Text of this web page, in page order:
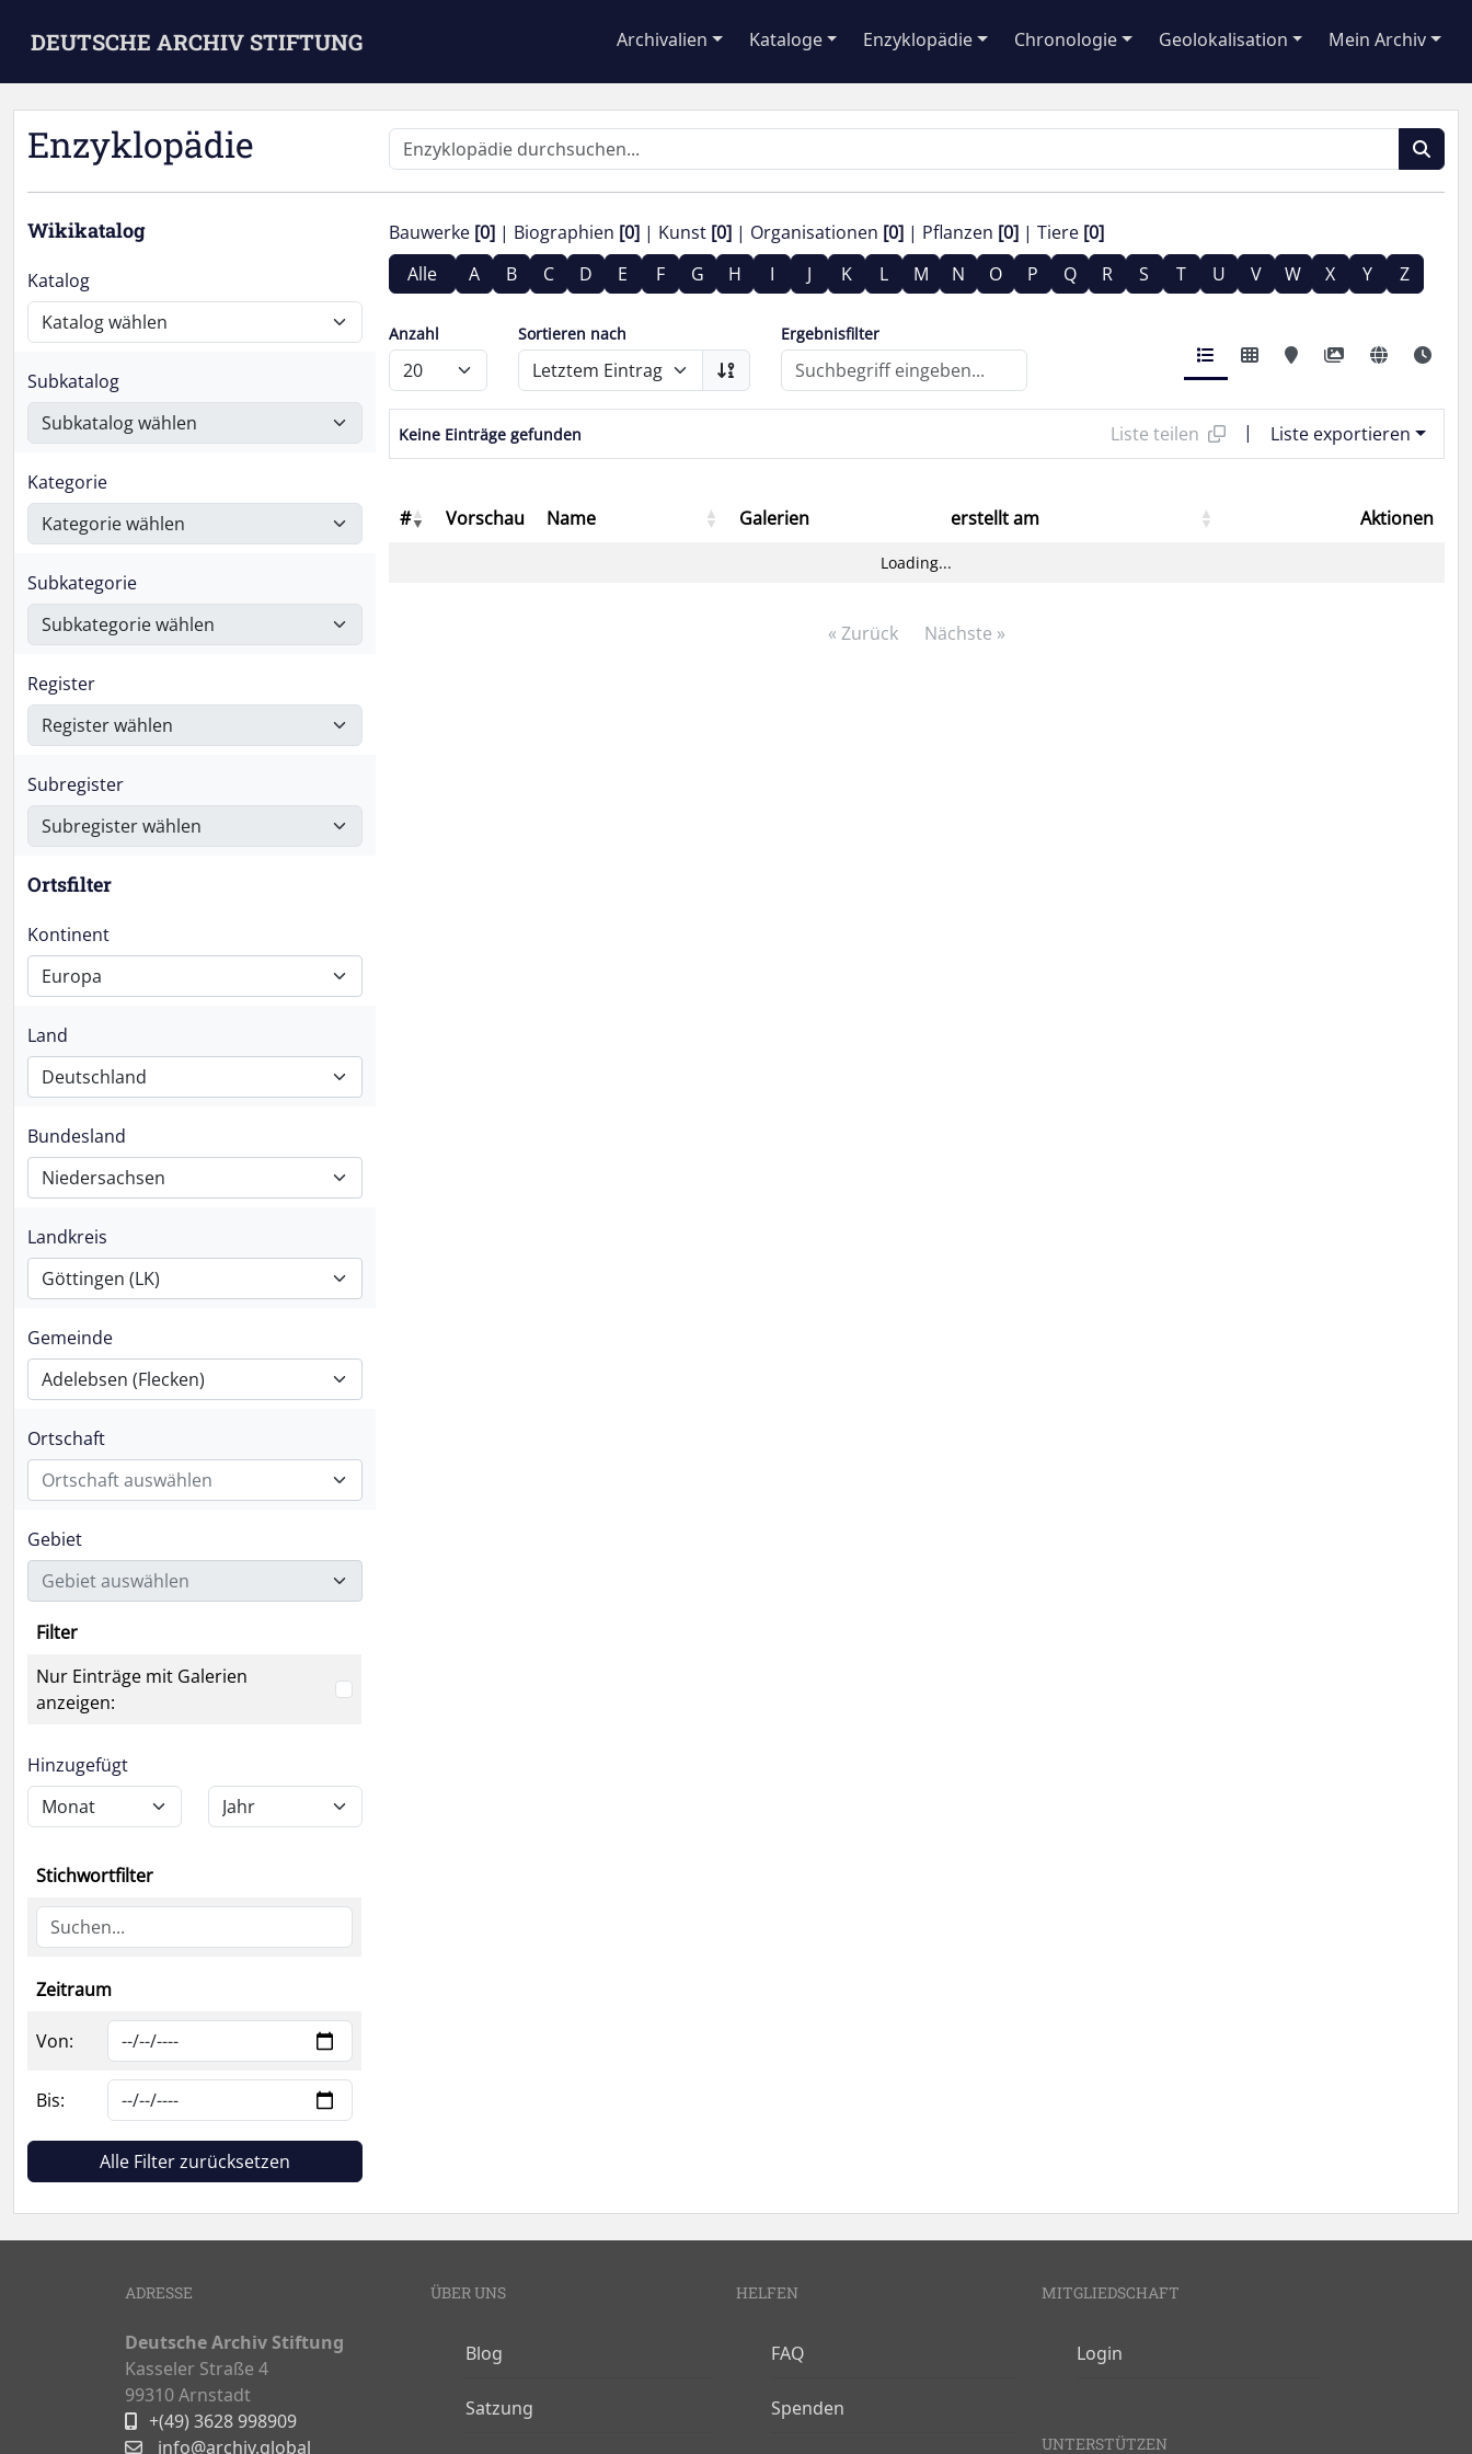
DEUTSCHE ARCHIV STIFTUNG Archivalien Kataloge Enzyklopädie Chronologie Geolokalisation Mein Archiv
Enzyklopädie
Wikikatalog
Katalog
Subkatalog
Kategorie
Subkategorie
Register
Subregister
Ortsfilter
Kontinent
Europa
Land
Deutschland
Bundesland
Niedersachsen
Landkreis
Göttingen (LK)
Gemeinde
Adelebsen (Flecken)
Ortschaft
Ortschaft auswählen
Gebiet
Gebiet auswählen
Filter
Nur Einträge mit Galerien
anzeigen:
Hinzugefügt
Stichwortfilter
Zeitraum
Von:
Bis:
Alle Filter zurücksetzen
Bauwerke [0] Biographien [0] Kunst [0] Organisationen [0] Pflanzen [0] Tiere [0]
Alle
A B C D E F G H I J K L M N O P Q R S T U V W X Y Z
Anzahl Sortieren nach Ergebnisfilter
Keine Einträge gefunden Liste teilen | Liste exportieren
# Vorschau Name Galerien erstellt am Aktionen
Loading...
« Zurück Nächste »
ADRESSE
Deutsche Archiv Stiftung
Kasseler Straße 4
99310 Arnstadt
+(49) 3628 998909
info@archiv.global
ÜBER UNS
Blog
Satzung
HELFEN
FAQ
Spenden
MITGLIEDSCHAFT
Login
UNTERSTÜTZEN